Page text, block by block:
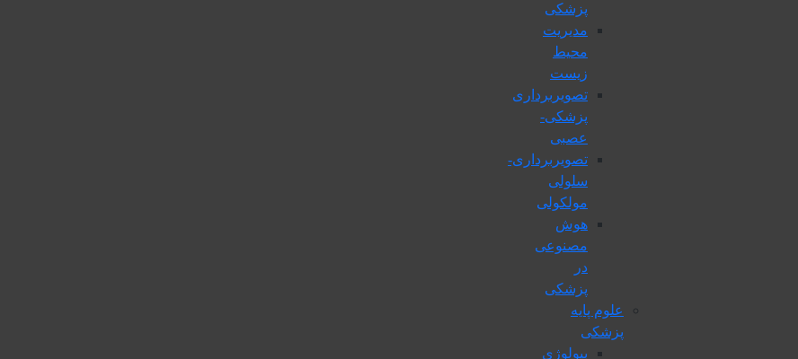
پزشکی
مدیریت
محیط
زیست
تصویربرداری
پزشکی-
عصبی
تصویربرداری-
سلولی
مولکولی
هوش
مصنوعی
در
پزشکی
علوم پایه
پزشکی
بیولوژی